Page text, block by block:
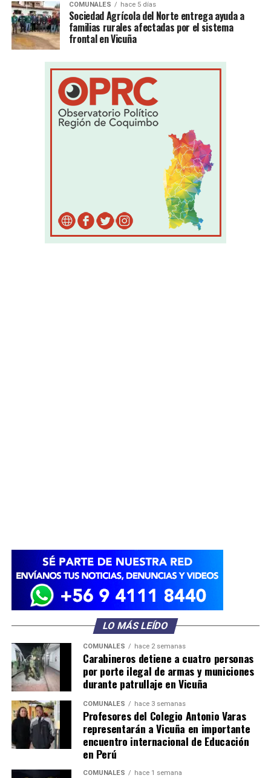
COMUNALES hace 5 días
Sociedad Agrícola del Norte entrega ayuda a
familias rurales afectadas por el sistema
frontal en Vicuña
LO MÁS LEÍDO
COMUNALES hace 2 semanas
Carabineros detiene a cuatro personas
por porte ilegal de armas y municiones
durante patrullaje en Vicuña
COMUNALES hace 3 semanas
Profesores del Colegio Antonio Varas
representarán a Vicuña en importante
encuentro internacional de Educación
en Perú
COMUNALES hace 1 semana